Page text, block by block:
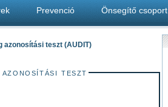
Prevenció Önsegítő csoport
azonosítási teszt (AUDIT)
teszt